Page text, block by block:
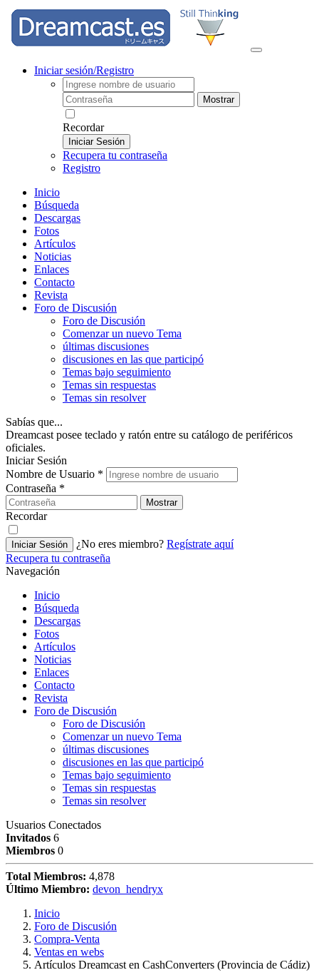
Iniciar sesión/Registro
Mostrar
Recordar
Iniciar Sesión
Recupera tu contraseña
Registro
Inicio
Búsqueda
Descargas
Fotos
Artículos
Noticias
Enlaces
Contacto
Revista
Foro de Discusión
Foro de Discusión
Comenzar un nuevo Tema
últimas discusiones
discusiones en las que participó
Temas bajo seguimiento
Temas sin respuestas
Temas sin resolver
Sabías que...
Dreamcast posee teclado y ratón entre su catálogo de periféricos
oficiales.
Iniciar Sesión
Nombre de Usuario *
Contraseña *
Mostrar
Recordar
Iniciar Sesión ¿No eres miembro? Regístrate aquí
Recupera tu contraseña
Navegación
Inicio
Búsqueda
Descargas
Fotos
Artículos
Noticias
Enlaces
Contacto
Revista
Foro de Discusión
Foro de Discusión
Comenzar un nuevo Tema
últimas discusiones
discusiones en las que participó
Temas bajo seguimiento
Temas sin respuestas
Temas sin resolver
Usuarios Conectados
Invitados 6
Miembros 0
Total Miembros: 4,878
Último Miembro: devon_hendryx
Inicio
Foro de Discusión
Compra-Venta
Ventas en webs
Artículos Dreamcast en CashConverters (Provincia de Cádiz)